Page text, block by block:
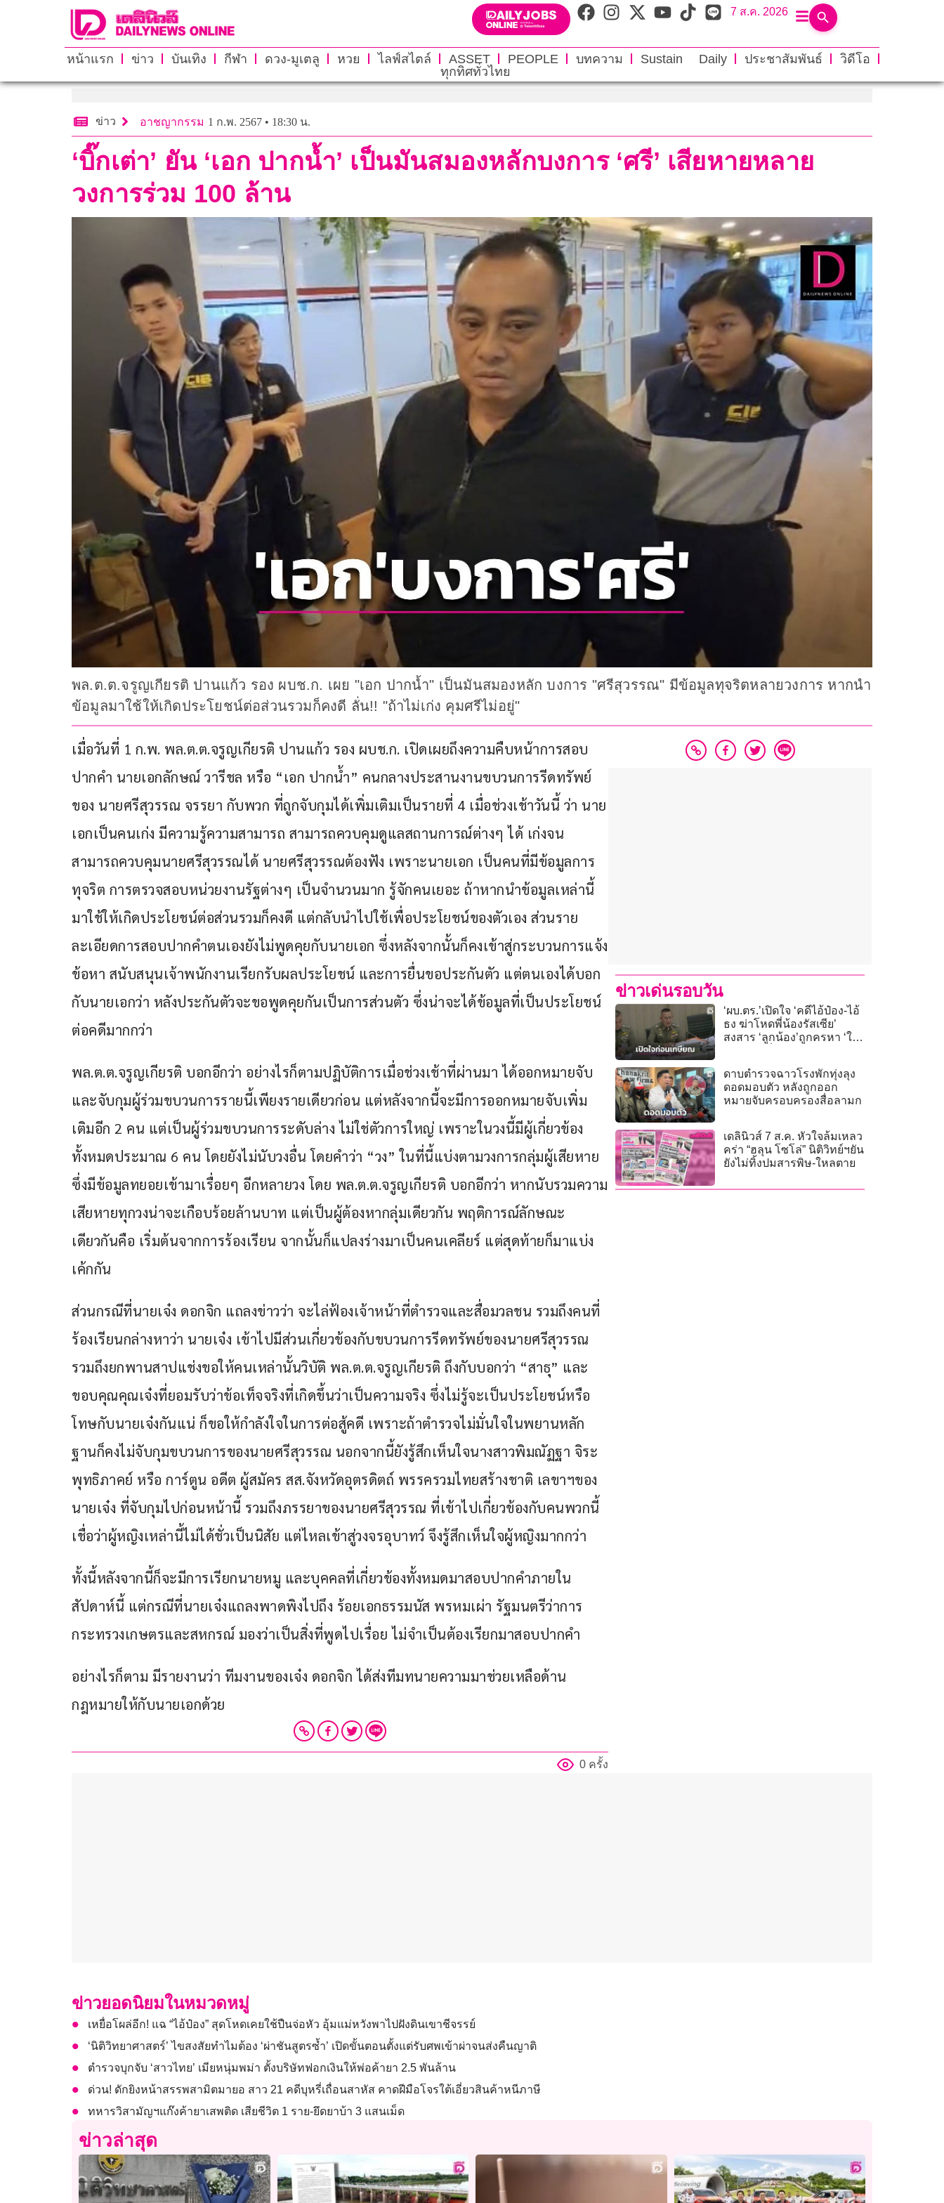
7 ส.ค. 2026
หน้าแรก ข่าว บันเทิง กีฬา ดวง-มูเตลู หวย ไลฟ์สไตล์ ASSET PEOPLE บทความ Sustain Daily ประชาสัมพันธ์
วิดีโอ
ทุกทิศทั่วไทย
ข่าว อาชญากรรม 1 ก.พ. 2567 • 18:30 น.
‘บิ๊กเต่า’ ยัน ‘เอก ปากน้ำ’ เป็นมันสมองหลักบงการ ‘ศรี’ เสียหายหลาย
วงการร่วม 100 ล้าน
พล.ต.ต.จรูญเกียรติ ปานแก้ว รอง ผบช.ก. เผย "เอก ปากน้ำ" เป็นมันสมองหลัก บงการ "ศรีสุวรรณ" มีข้อมูลทุจริตหลายวงการ หากนำ
ข้อมูลมาใช้ให้เกิดประโยชน์ต่อส่วนรวมก็คงดี ลั่น!! "ถ้าไม่เก่ง คุมศรีไม่อยู่"
เมื่อวันที่ 1 ก.พ. พล.ต.ต.จรูญเกียรติ ปานแก้ว รอง ผบช.ก. เปิดเผยถึงความคืบหน้าการสอบ
ปากคำ นายเอกลักษณ์ วารีชล หรือ “เอก ปากน้ำ” คนกลางประสานงานขบวนการรีดทรัพย์
ของ นายศรีสุวรรณ จรรยา กับพวก ที่ถูกจับกุมได้เพิ่มเติมเป็นรายที่ 4 เมื่อช่วงเช้าวันนี้ ว่า นาย
เอกเป็นคนเก่ง มีความรู้ความสามารถ สามารถควบคุมดูแลสถานการณ์ต่างๆ ได้ เก่งจน
สามารถควบคุมนายศรีสุวรรณได้ นายศรีสุวรรณต้องฟัง เพราะนายเอก เป็นคนที่มีข้อมูลการ
ทุจริต การตรวจสอบหน่วยงานรัฐต่างๆ เป็นจำนวนมาก รู้จักคนเยอะ ถ้าหากนำข้อมูลเหล่านี้
มาใช้ให้เกิดประโยชน์ต่อส่วนรวมก็คงดี แต่กลับนำไปใช้เพื่อประโยชน์ของตัวเอง ส่วนราย
ละเอียดการสอบปากคำตนเองยังไม่พูดคุยกับนายเอก ซึ่งหลังจากนั้นก็คงเข้าสู่กระบวนการแจ้ง
ข้อหา สนับสนุนเจ้าพนักงานเรียกรับผลประโยชน์ และการยื่นขอประกันตัว แต่ตนเองได้บอก
กับนายเอกว่า หลังประกันตัวจะขอพูดคุยกันเป็นการส่วนตัว ซึ่งน่าจะได้ข้อมูลที่เป็นประโยชน์
ต่อคดีมากกว่า
พล.ต.ต.จรูญเกียรติ บอกอีกว่า อย่างไรก็ตามปฏิบัติการเมื่อช่วงเช้าที่ผ่านมา ได้ออกหมายจับ
และจับกุมผู้ร่วมขบวนการรายนี้เพียงรายเดียวก่อน แต่หลังจากนี้จะมีการออกหมายจับเพิ่ม
เติมอีก 2 คน แต่เป็นผู้ร่วมขบวนการระดับล่าง ไม่ใช่ตัวการใหญ่ เพราะในวงนี้มีผู้เกี่ยวข้อง
ทั้งหมดประมาณ 6 คน โดยยังไม่นับวงอื่น โดยคำว่า “วง” ในที่นี้แบ่งตามวงการกลุ่มผู้เสียหาย
ซึ่งมีข้อมูลทยอยเข้ามาเรื่อยๆ อีกหลายวง โดย พล.ต.ต.จรูญเกียรติ บอกอีกว่า หากนับรวมความ
เสียหายทุกวงน่าจะเกือบร้อยล้านบาท แต่เป็นผู้ต้องหากลุ่มเดียวกัน พฤติการณ์ลักษณะ
เดียวกันคือ เริ่มต้นจากการร้องเรียน จากนั้นก็แปลงร่างมาเป็นคนเคลียร์ แต่สุดท้ายก็มาแบ่ง
เค้กกัน
ส่วนกรณีที่นายเจ๋ง ดอกจิก แถลงข่าวว่า จะไล่ฟ้องเจ้าหน้าที่ตำรวจและสื่อมวลชน รวมถึงคนที่
ร้องเรียนกล่างหาว่า นายเจ๋ง เข้าไปมีส่วนเกี่ยวข้องกับขบวนการรีดทรัพย์ของนายศรีสุวรรณ
รวมถึงยกพานสาปแช่งขอให้คนเหล่านั้นวิบัติ พล.ต.ต.จรูญเกียรติ ถึงกับบอกว่า “สาธุ” และ
ขอบคุณคุณเจ๋งที่ยอมรับว่าข้อเท็จจริงที่เกิดขึ้นว่าเป็นความจริง ซึ่งไม่รู้จะเป็นประโยชน์หรือ
โทษกับนายเจ๋งกันแน่ ก็ขอให้กำลังใจในการต่อสู้คดี เพราะถ้าตำรวจไม่มั่นใจในพยานหลัก
ฐานก็คงไม่จับกุมขบวนการของนายศรีสุวรรณ นอกจากนี้ยังรู้สึกเห็นใจนางสาวพิมณัฏฐา จิระ
พุทธิภาคย์ หรือ การ์ตูน อดีต ผู้สมัคร สส.จังหวัดอุตรดิตถ์ พรรครวมไทยสร้างชาติ เลขาฯของ
นายเจ๋ง ที่จับกุมไปก่อนหน้านี้ รวมถึงภรรยาของนายศรีสุวรรณ ที่เข้าไปเกี่ยวข้องกับคนพวกนี้
เชื่อว่าผู้หญิงเหล่านี้ไม่ได้ชั่วเป็นนิสัย แต่ไหลเข้าสู่วงจรอุบาทว์ จึงรู้สึกเห็นใจผู้หญิงมากกว่า
ทั้งนี้หลังจากนี้ก็จะมีการเรียกนายหมู และบุคคลที่เกี่ยวข้องทั้งหมดมาสอบปากคำภายใน
สัปดาห์นี้ แต่กรณีที่นายเจ๋งแถลงพาดพิงไปถึง ร้อยเอกธรรมนัส พรหมเผ่า รัฐมนตรีว่าการ
กระทรวงเกษตรและสหกรณ์ มองว่าเป็นสิ่งที่พูดไปเรื่อย ไม่จำเป็นต้องเรียกมาสอบปากคำ
อย่างไรก็ตาม มีรายงานว่า ทีมงานของเจ๋ง ดอกจิก ได้ส่งทีมทนายความมาช่วยเหลือด้าน
กฎหมายให้กับนายเอกด้วย
0 ครั้ง
ข่าวเด่นรอบวัน
‘ผบ.ตร.’เปิดใจ ‘คดีไอ้ป๋อง-ไอ้
ธง ฆ่าโหดพี่น้องรัสเซีย’
สงสาร ‘ลูกน้อง’ถูกครหา ‘ใช้
ดาบตำรวจฉาวโรงพักทุ่งลุง
ดอดมอบตัว หลังถูกออก
หมายจับครอบครองสื่อลามก
เดลินิวส์ 7 ส.ค. หัวใจล้มเหลว
คร่า “ฮลุน โซโล่” นิติวิทย์ฯยัน
ยังไม่ทิ้งปมสารพิษ-ใหลตาย
ข่าวยอดนิยมในหมวดหมู่
เหยื่อโผล่อีก! แฉ “ไอ้ป๋อง” สุดโหดเคยใช้ปืนจ่อหัว อุ้มแม่หวังพาไปฝังดินเขาชีจรรย์
‘นิติวิทยาศาสตร์’ ไขสงสัยทำไมต้อง ‘ผ่าชันสูตรซ้ำ’ เปิดขั้นตอนตั้งแต่รับศพเข้าผ่าจนส่งคืนญาติ
ตำรวจบุกจับ ‘สาวไทย’ เมียหนุ่มพม่า ตั้งบริษัทฟอกเงินให้พ่อค้ายา 2.5 พันล้าน
ด่วน! ดักยิงหน้าสรรพสามิตมายอ สาว 21 คดีบุหรี่เถื่อนสาหัส คาดฝีมือโจรใต้เอี่ยวสินค้าหนีภาษี
ทหารวิสามัญฯแก๊งค้ายาเสพติด เสียชีวิต 1 ราย-ยึดยาบ้า 3 แสนเม็ด
ข่าวล่าสุด